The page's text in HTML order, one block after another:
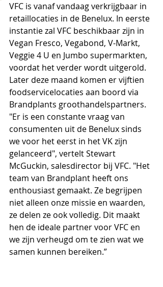
VFC is vanaf vandaag verkrijgbaar in
retaillocaties in de Benelux. In eerste
instantie zal VFC beschikbaar zijn in
Vegan Fresco, Vegabond, V-Markt,
Veggie 4 U en Jumbo supermarkten,
voordat het verder wordt uitgerold.
Later deze maand komen er vijftien
foodservicelocaties aan boord via
Brandplants groothandelspartners.
"Er is een constante vraag van
consumenten uit de Benelux sinds
we voor het eerst in het VK zijn
gelanceerd", vertelt Stewart
McGuckin, salesdirector bij VFC. "Het
team van Brandplant heeft ons
enthousiast gemaakt. Ze begrijpen
niet alleen onze missie en waarden,
ze delen ze ook volledig. Dit maakt
hen de ideale partner voor VFC en
we zijn verheugd om te zien wat we
samen kunnen bereiken.”